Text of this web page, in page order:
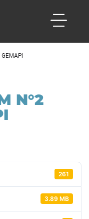
N°2
261
3.89 MB